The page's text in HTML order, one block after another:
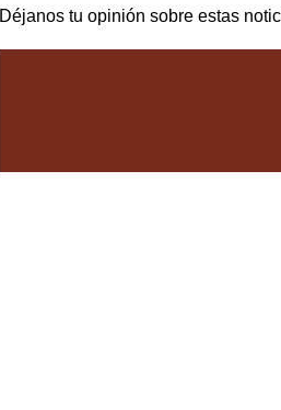
Déjanos tu opinión sobre estas